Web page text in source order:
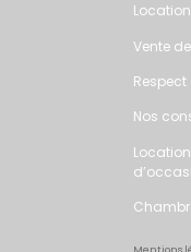
Vente
Nos